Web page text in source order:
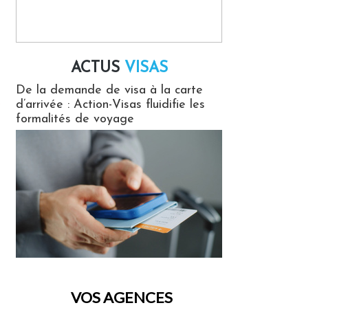
ACTUS VISAS
De la demande de visa à la carte
d’arrivée : Action-Visas fluidifie les
formalités de voyage
VOS AGENCES